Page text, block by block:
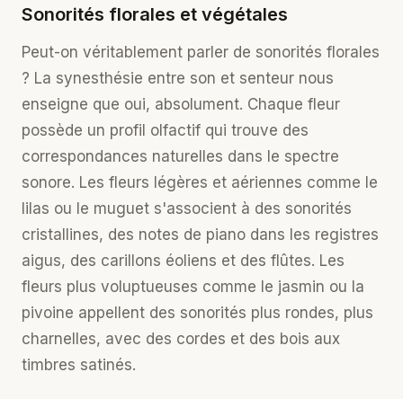
Sonorités florales et végétales
Peut-on véritablement parler de sonorités florales
? La synesthésie entre son et senteur nous
enseigne que oui, absolument. Chaque fleur
possède un profil olfactif qui trouve des
correspondances naturelles dans le spectre
sonore. Les fleurs légères et aériennes comme le
lilas ou le muguet s'associent à des sonorités
cristallines, des notes de piano dans les registres
aigus, des carillons éoliens et des flûtes. Les
fleurs plus voluptueuses comme le jasmin ou la
pivoine appellent des sonorités plus rondes, plus
charnelles, avec des cordes et des bois aux
timbres satinés.